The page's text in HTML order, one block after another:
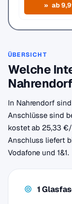
ab
ÜBERSICHT
Welche
In Nahrendorf
Anschlüsse sind
kostet ab 25,33
Anschluss liefert
Vodafone und 1&1.
1